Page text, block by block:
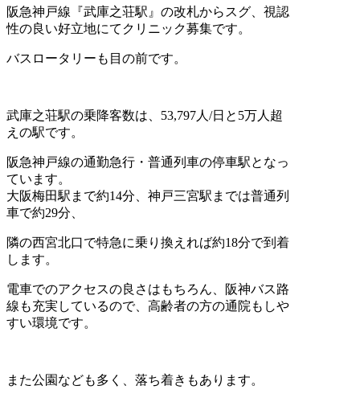
阪急神戸線『武庫之荘駅』の改札からスグ、視認
性の良い好立地にてクリニック募集です。
バスロータリーも目の前です。
武庫之荘駅の乗降客数は、53,797人/日と5万人超
えの駅です。
阪急神戸線の通勤急行・普通列車の停車駅となっ
ています。
大阪梅田駅まで約14分、 神戸三宮駅までは普通列
車で約29分、
隣の西宮北口で特急に乗り換えれば約18分で到着
します。
電車でのアクセスの良さはもちろん、
阪神バス路
線も充実しているので、 高齢者の方の通院もしや
すい環境です。
また公園なども多く、落ち着きもあります。